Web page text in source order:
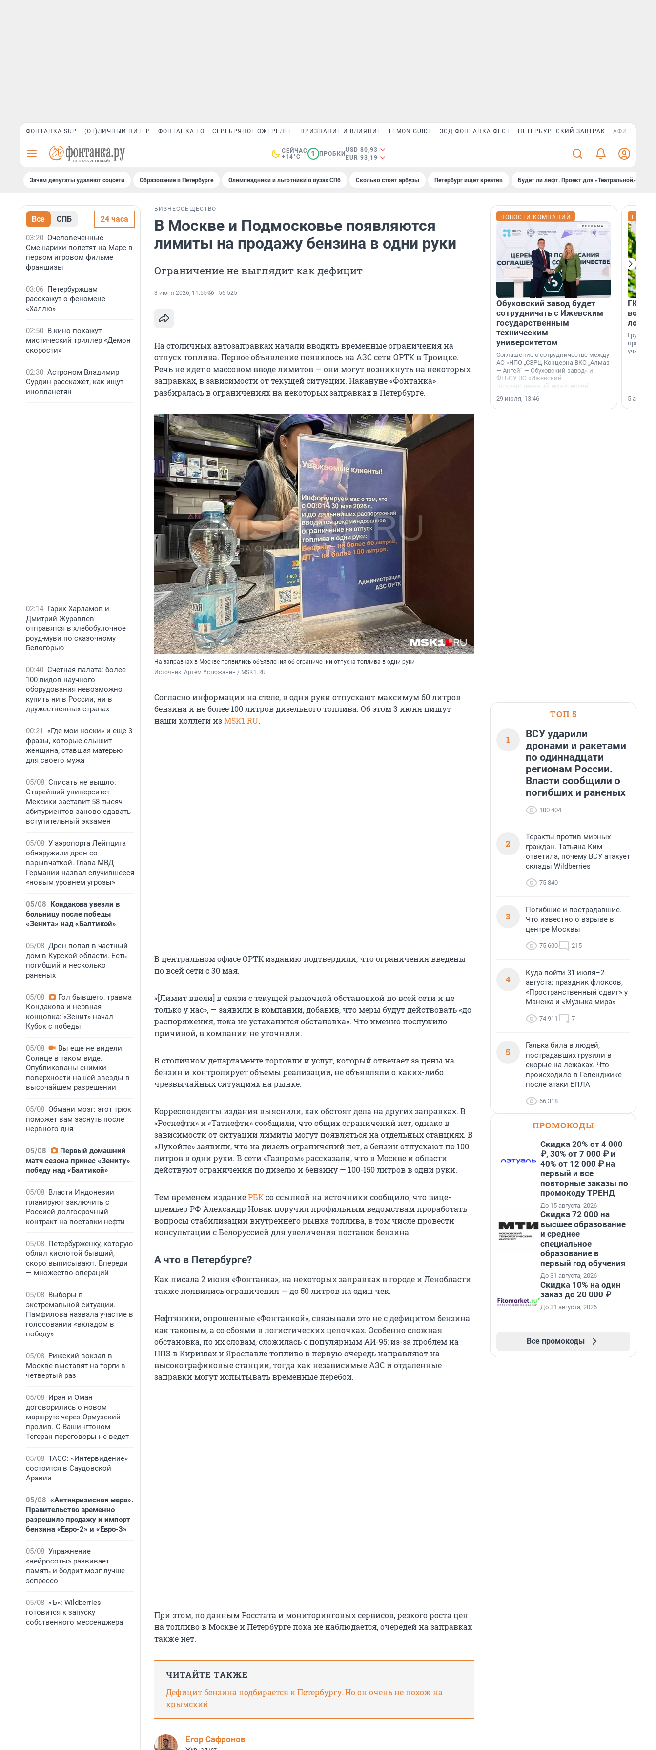
ФОНТАНКА SUP (ОТ)ЛИЧНЫЙ ПИТЕР ФОНТАНКА ГО СЕРЕБРЯНОЕ ОЖЕРЕЛЬЕ ПРИЗНАНИЕ И ВЛИЯНИЕ LEMON GUIDE ЗСД ФОНТАНКА ФЕСТ ПЕТЕРБУРГСКИЙ ЗАВТРАК АФИША PLUS
СЕЙЧАС
+14°C
1 ПРОБКИ
USD 80,93
EUR 93,19
Зачем депутаты удаляют соцсети Образование в Петербурге Олимпиадники и льготники в вузах СПб Сколько стоят арбузы Петербург ищет креатив Будет ли лифт. Проект для «Театральной»
Все СПБ 24 часа
03:20 Очеловеченные
Смешарики полетят на Марс в
первом игровом фильме
франшизы
03:06 Петербуржцам
расскажут о феномене
«Халлю»
02:50 В кино покажут
мистический триллер «Демон
скорости»
02:30 Астроном Владимир
Сурдин расскажет, как ищут
инопланетян
02:14 Гарик Харламов и
Дмитрий Журавлев
отправятся в хлебобулочное
роуд-муви по сказочному
Белогорью
00:40 Счетная палата: более
100 видов научного
оборудования невозможно
купить ни в России, ни в
дружественных странах
00:21
«Где мои носки» и еще 3
фразы, которые слышит
женщина, ставшая матерью
для своего мужа
05/08 Списать не вышло.
Старейший университет
Мексики заставит 58 тысяч
абитуриентов заново сдавать
вступительный экзамен
05/08 У аэропорта Лейпцига
обнаружили дрон со
взрывчаткой. Глава МВД
Германии назвал случившееся
«новым уровнем угрозы»
05/08 Кондакова увезли в
больницу после победы
«Зенита» над «Балтикой»
05/08 Дрон попал в частный
дом в Курской области. Есть
погибший и несколько
раненых
05/08
Гол бывшего, травма
Кондакова и нервная
концовка: «Зенит» начал
Кубок с победы
05/08
Вы еще не видели
Солнце в таком виде.
Опубликованы снимки
поверхности нашей звезды в
высочайшем разрешении
05/08 Обмани мозг: этот трюк
поможет вам заснуть после
нервного дня
05/08
Первый домашний
матч сезона принес «Зениту»
победу над «Балтикой»
05/08 Власти Индонезии
планируют заключить с
Россией долгосрочный
контракт на поставки нефти
05/08 Петербурженку, которую
облил кислотой бывший,
скоро выписывают. Впереди
— множество операций
05/08 Выборы в
экстремальной ситуации.
Памфилова назвала участие в
голосовании «вкладом в
победу»
05/08 Рижский вокзал в
Москве выставят на торги в
четвертый раз
05/08 Иран и Оман
договорились о новом
маршруте через Ормузский
пролив. С Вашингтоном
Тегеран переговоры не ведет
05/08 ТАСС: «Интервидение»
состоится в Саудовской
Аравии
05/08 «Антикризисная мера».
Правительство временно
разрешило продажу и импорт
бензина «Евро-2» и «Евро-3»
05/08 Упражнение
«нейросоты» развивает
память и бодрит мозг лучше
эспрессо
05/08 «Ъ»: Wildberries
готовится к запуску
собственного мессенджера
БИЗНЕСОБЩЕСТВО
В Москве и Подмосковье появляются
лимиты на продажу бензина в одни руки
Ограничение не выглядит как дефицит
3 июня 2026, 11:55 56 525
На столичных автозаправках начали вводить временные ограничения на
отпуск топлива. Первое объявление появилось на АЗС сети ОРТК в Троицке.
Речь не идет о массовом вводе лимитов — они могут возникнуть на некоторых
заправках, в зависимости от текущей ситуации. Накануне «Фонтанка»
разбиралась в ограничениях на некоторых заправках в Петербурге.
На заправках в Москве появились объявления об ограничении отпуска топлива в одни руки
Источник: Артём Устюжанин / MSK1.RU
Согласно информации на стеле, в одни руки отпускают максимум 60 литров
бензина и не более 100 литров дизельного топлива. Об этом 3 июня пишут
наши коллеги изMSK1.RU.
В центральном офисе ОРТК изданию подтвердили, что ограничения введены
по всей сети с 30 мая.
«[Лимит ввели] в связи с текущей рыночной обстановкой по всей сети и не
только у нас», — заявили в компании, добавив, что меры будут действовать «до
распоряжения, пока не устаканится обстановка». Что именно послужило
причиной, в компании не уточнили.
В столичном департаменте торговли и услуг, который отвечает за цены на
бензин и контролирует объемы реализации, не объявляли о каких-либо
чрезвычайных ситуациях на рынке.
Корреспонденты издания выяснили, как обстоят дела на других заправках. В
«Роснефти» и «Татнефти» сообщили, что общих ограничений нет, однако в
зависимости от ситуации лимиты могут появляться на отдельных станциях. В
«Лукойле» заявили, что на дизель ограничений нет, а бензин отпускают по 100
литров в одни руки. В сети «Газпром» рассказали, что в Москве и области
действуют ограничения по дизелю и бензину — 100-150 литров в одни руки.
Тем временем изданиеРБКсо ссылкой на источники сообщило, что вице-
премьер РФ Александр Новак поручил профильным ведомствам проработать
вопросы стабилизации внутреннего рынка топлива, в том числе провести
консультации с Белоруссией для увеличения поставок бензина.
А что в Петербурге?
Как писала 2 июня «Фонтанка», на некоторых заправках в городе и Ленобласти
также появились ограничения — до 50 литров на один чек.
Нефтяники, опрошенные «Фонтанкой», связывали это не с дефицитом бензина
как таковым, а со сбоями в логистических цепочках. Особенно сложная
обстановка, по их словам, сложилась с популярным АИ-95: из-за проблем на
НПЗ в Киришах и Ярославле топливо в первую очередь направляют на
высокотрафиковые станции, тогда как независимые АЗС и отдаленные
заправки могут испытывать временные перебои.
При этом, по данным Росстата и мониторинговых сервисов, резкого роста цен
на топливо в Москве и Петербурге пока не наблюдается, очередей на заправках
также нет.
ЧИТАЙТЕ ТАКЖЕ
Дефицит бензина подбирается к Петербургу. Но он очень не похож на
крымский
Егор Сафронов
НОВОСТИ КОМПАНИЙ
Обуховский завод будет
сотрудничать с Ижевским
государственным
техническим
университетом
Соглашение о сотрудничестве между
АО «НПО „СЗРЦ Концерна ВКО „Алмаз
— Антей“ — Обуховский завод» и
ФГБОУ ВО «Ижевский
государственный технический
Калашникова» (ИжГТУ) было
подписано 17 июля 2026 года в
29 июля, 13:46
ГК
Группа
5
ТОП 5
1
ВСУ ударили
дронами и ракетами
по одиннадцати
регионам России.
Власти сообщили о
погибших и раненых
100 404
2
Теракты против мирных
граждан. Татьяна Ким
ответила, почему ВСУ атакует
склады Wildberries
75 840
3
Погибшие и пострадавшие.
Что известно о взрыве в
центре Москвы
75 600 215
4
Куда пойти 31 июля–2
августа: праздник флоксов,
«Пространственный сдвиг» у
Манежа и «Музыка мира»
74 911 7
5
Галька била в людей,
пострадавших грузили в
скорые на лежаках. Что
происходило в Геленджике
после атаки БПЛА
66 318
ПРОМОКОДЫ
Скидка 20% от 4 000
₽, 30% от 7 000 ₽ и
40% от 12 000 ₽ на
первый и все
повторные заказы по
промокоду ТРЕНД
До 15 августа, 2026
Скидка 72 000 на
высшее образование
и среднее
специальное
образование в
первый год обучения
До 31 августа, 2026
Скидка 10% на один
заказ до 20 000 ₽
До 31 августа, 2026
Все промокоды